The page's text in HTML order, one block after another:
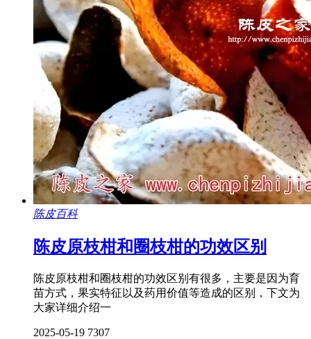
陈皮百科
陈皮原枝柑和圈枝柑的功效区别
陈皮原枝柑和圈枝柑的功效区别有很多，主要是因为育
苗方式，果实特征以及药用价值等造成的区别，下文为
大家详细介绍一
2025-05-19 7307